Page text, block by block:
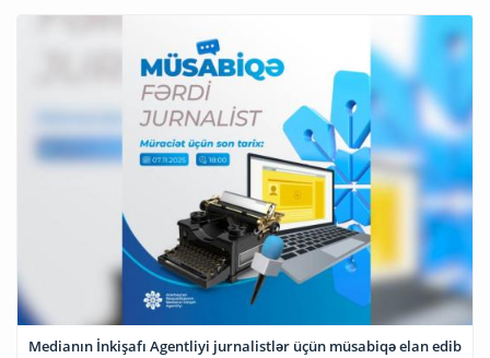
Medianın İnkişafı Agentliyi jurnalistlər üçün müsabiqə elan edib